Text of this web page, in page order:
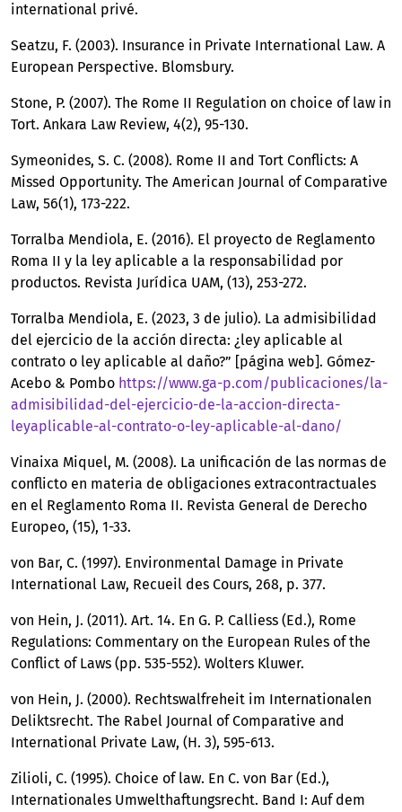
international privé.
Seatzu, F. (2003). Insurance in Private International Law. A
European Perspective. Blomsbury.
Stone, P. (2007). The Rome II Regulation on choice of law in
Tort. Ankara Law Review, 4(2), 95-130.
Symeonides, S. C. (2008). Rome II and Tort Conflicts: A
Missed Opportunity. The American Journal of Comparative
Law, 56(1), 173-222.
Torralba Mendiola, E. (2016). El proyecto de Reglamento
Roma II y la ley aplicable a la responsabilidad por
productos. Revista Jurídica UAM, (13), 253-272.
Torralba Mendiola, E. (2023, 3 de julio). La admisibilidad
del ejercicio de la acción directa: ¿ley aplicable al
contrato o ley aplicable al daño?” [página web]. Gómez-
Acebo & Pombo https://www.ga-p.com/publicaciones/la-
admisibilidad-del-ejercicio-de-la-accion-directa-
leyaplicable-al-contrato-o-ley-aplicable-al-dano/
Vinaixa Miquel, M. (2008). La unificación de las normas de
conflicto en materia de obligaciones extracontractuales
en el Reglamento Roma II. Revista General de Derecho
Europeo, (15), 1-33.
von Bar, C. (1997). Environmental Damage in Private
International Law, Recueil des Cours, 268, p. 377.
von Hein, J. (2011). Art. 14. En G. P. Calliess (Ed.), Rome
Regulations: Commentary on the European Rules of the
Conflict of Laws (pp. 535-552). Wolters Kluwer.
von Hein, J. (2000). Rechtswalfreheit im Internationalen
Deliktsrecht. The Rabel Journal of Comparative and
International Private Law, (H. 3), 595-613.
Zilioli, C. (1995). Choice of law. En C. von Bar (Ed.),
Internationales Umwelthaftungsrecht. Band I: Auf dem